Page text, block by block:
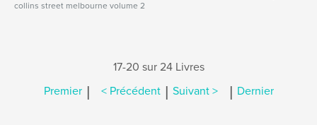
collins street melbourne volume 2
17-20 sur 24 Livres
Premier | < Précédent | Suivant > | Dernier